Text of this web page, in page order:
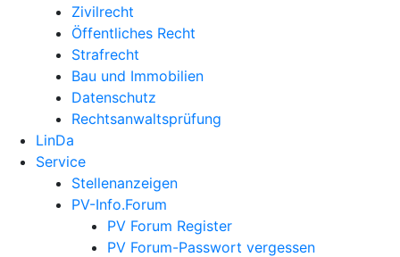
Zivilrecht
Öffentliches Recht
Strafrecht
Bau und Immobilien
Datenschutz
Rechtsanwalts­prüfung
LinDa
Service
Stellenanzeigen
PV-Info.Forum
PV Forum Register
PV Forum-Passwort vergessen